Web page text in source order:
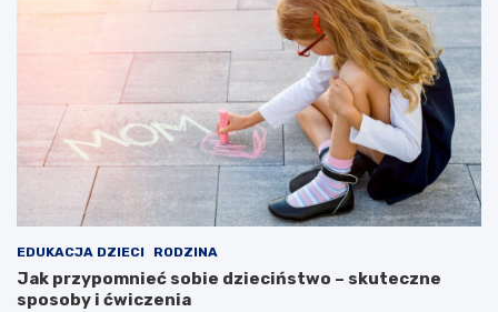
EDUKACJA DZIECI RODZINA
Jak przypomnieć sobie dzieciństwo – skuteczne
sposoby i ćwiczenia